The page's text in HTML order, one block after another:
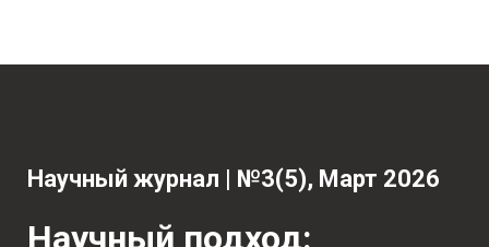
Научный журнал | №3(5), Март 2026
Научный подход: